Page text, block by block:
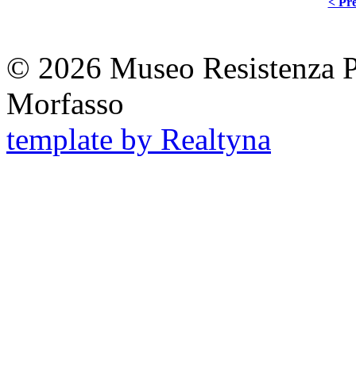
© 2026 Museo Resistenza
Morfasso
template by Realtyna